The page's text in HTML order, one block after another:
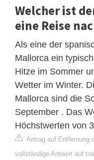
Welcher ist
eine Reise
Als eine der
Mallorca ein
Hitze im Sommer
Wetter im Winter.
Mallorca sind die
September . Das
Höchstwerten von
Antrag auf Entfernung
vollständige Antwort auf